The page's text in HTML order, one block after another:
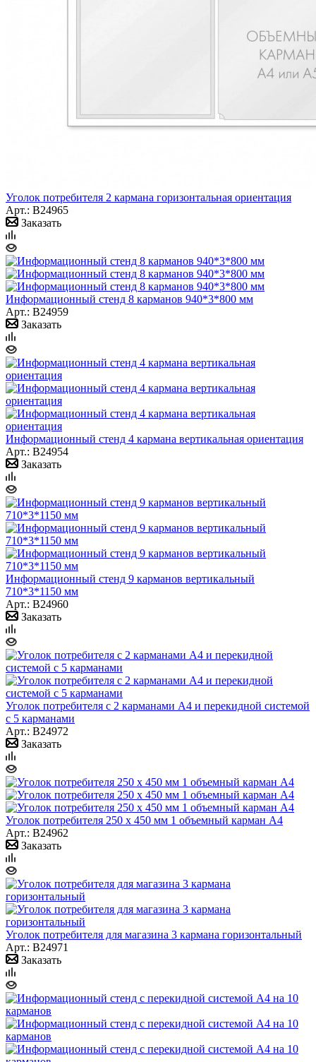
Уголок потребителя 2 кармана горизонтальная ориентация
Арт.: B24965
Заказать
Информационный стенд 8 карманов 940*3*800 мм
Арт.: B24959
Заказать
Информационный стенд 4 кармана вертикальная ориентация
Арт.: B24954
Заказать
Информационный стенд 9 карманов вертикальный
710*3*1150 мм
Арт.: B24960
Заказать
Уголок потребителя с 2 карманами А4 и перекидной системой
с 5 карманами
Арт.: B24972
Заказать
Уголок потребителя 250 х 450 мм 1 объемный карман А4
Арт.: B24962
Заказать
Уголок потребителя для магазина 3 кармана горизонтальный
Арт.: B24971
Заказать